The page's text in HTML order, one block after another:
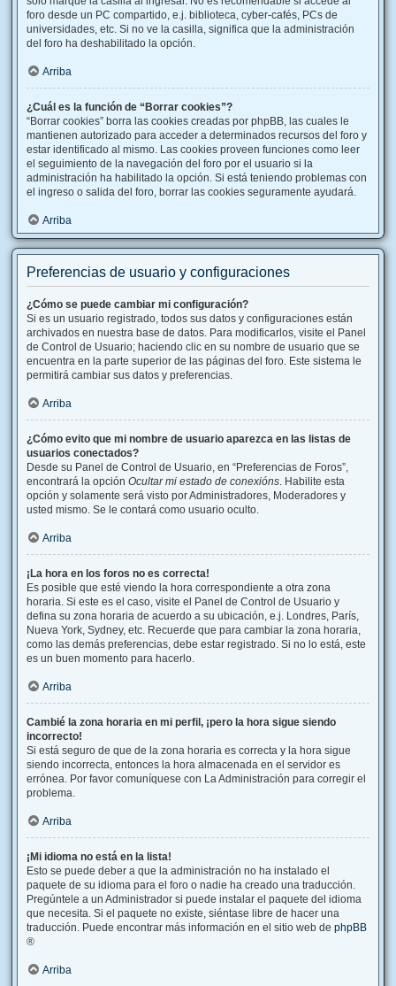
foro desde un PC compartido, e.j. biblioteca, cyber-cafés, PCs de
universidades, etc. Si no ve la casilla, significa que la administración
del foro ha deshabilitado la opción.
Arriba
¿Cuál es la función de “Borrar cookies”?
“Borrar cookies” borra las cookies creadas por phpBB, las cuales le
mantienen autorizado para acceder a determinados recursos del foro y
estar identificado al mismo. Las cookies proveen funciones como leer
el seguimiento de la navegación del foro por el usuario si la
administración ha habilitado la opción. Si está teniendo problemas con
el ingreso o salida del foro, borrar las cookies seguramente ayudará.
Arriba
Preferencias de usuario y configuraciones
¿Cómo se puede cambiar mi configuración?
Si es un usuario registrado, todos sus datos y configuraciones están
archivados en nuestra base de datos. Para modificarlos, visite el Panel
de Control de Usuario; haciendo clic en su nombre de usuario que se
encuentra en la parte superior de las páginas del foro. Este sistema le
permitirá cambiar sus datos y preferencias.
Arriba
¿Cómo evito que mi nombre de usuario aparezca en las listas de
usuarios conectados?
Desde su Panel de Control de Usuario, en “Preferencias de Foros”,
encontrará la opción Ocultar mi estado de conexións. Habilite esta
opción y solamente será visto por Administradores, Moderadores y
usted mismo. Se le contará como usuario oculto.
Arriba
¡La hora en los foros no es correcta!
Es posible que esté viendo la hora correspondiente a otra zona
horaria. Si este es el caso, visite el Panel de Control de Usuario y
defina su zona horaria de acuerdo a su ubicación, e.j. Londres, París,
Nueva York, Sydney, etc. Recuerde que para cambiar la zona horaria,
como las demás preferencias, debe estar registrado. Si no lo está, este
es un buen momento para hacerlo.
Arriba
Cambié la zona horaria en mi perfil, ¡pero la hora sigue siendo
incorrecto!
Si está seguro de que de la zona horaria es correcta y la hora sigue
siendo incorrecta, entonces la hora almacenada en el servidor es
errónea. Por favor comuníquese con La Administración para corregir el
problema.
Arriba
¡Mi idioma no está en la lista!
Esto se puede deber a que la administración no ha instalado el
paquete de su idioma para el foro o nadie ha creado una traducción.
Pregúntele a un Administrador si puede instalar el paquete del idioma
que necesita. Si el paquete no existe, siéntase libre de hacer una
traducción. Puede encontrar más información en el sitio web de phpBB
®
Arriba